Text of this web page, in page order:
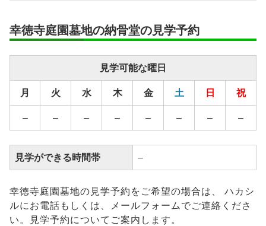
安置期間経
継承者の有
–
幸徳寺庭園墓地の納骨堂の見学予約
見学可能な曜日
月 火 水 木 金 土 日 祝
– – – – – – – –
見学ができる時間帯 –
幸徳寺庭園墓地の見学予約をご希望の場合は、 ハカシ
ルにお電話もしくは、メールフォームでご連絡くださ
い。見学予約についてご案内します。